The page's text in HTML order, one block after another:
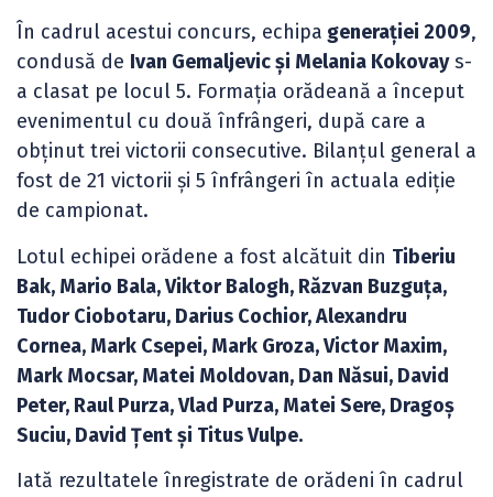
În cadrul acestui concurs, echipa generației 2009,
condusă de Ivan Gemaljevic și Melania Kokovays-
a clasat pe locul 5. Formația orădeană a început
evenimentul cu două înfrângeri, după care a
obținut trei victorii consecutive. Bilanțul general a
fost de 21 victorii și 5 înfrângeri în actuala ediție
de campionat.
Lotul echipei orădene a fost alcătuit din Tiberiu
Bak, Mario Bala, Viktor Balogh, Răzvan Buzguța,
Tudor Ciobotaru, Darius Cochior, Alexandru
Cornea, Mark Csepei, Mark Groza, Victor Maxim,
Mark Mocsar, Matei Moldovan, Dan Năsui, David
Peter, Raul Purza, Vlad Purza, Matei Sere, Dragoș
Suciu, David Țent și Titus Vulpe.
Iată rezultatele înregistrate de orădeni în cadrul